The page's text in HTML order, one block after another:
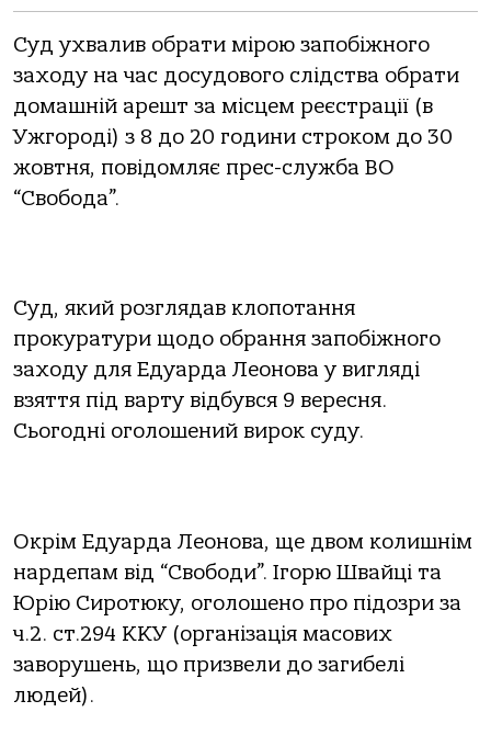
Суд ухвалив обрати мірою запобіжного
заходу на час досудового слідства обрати
домашній арешт за місцем реєстрації (в
Ужгороді) з 8 до 20 години строком до 30
жовтня, повідомляє прес-служба ВО
“Свобода”.
Суд, який розглядав клопотання
прокуратури щодо обрання запобіжного
заходу для Едуарда Леонова у вигляді
взяття під варту відбувся 9 вересня.
Сьогодні оголошений вирок суду.
Окрім Едуарда Леонова, ще двом колишнім
нардепам від “Свободи”. Ігорю Швайці та
Юрію Сиротюку, оголошено про підозри за
ч.2. ст.294 ККУ (організація масових
заворушень, що призвели до загибелі
людей).